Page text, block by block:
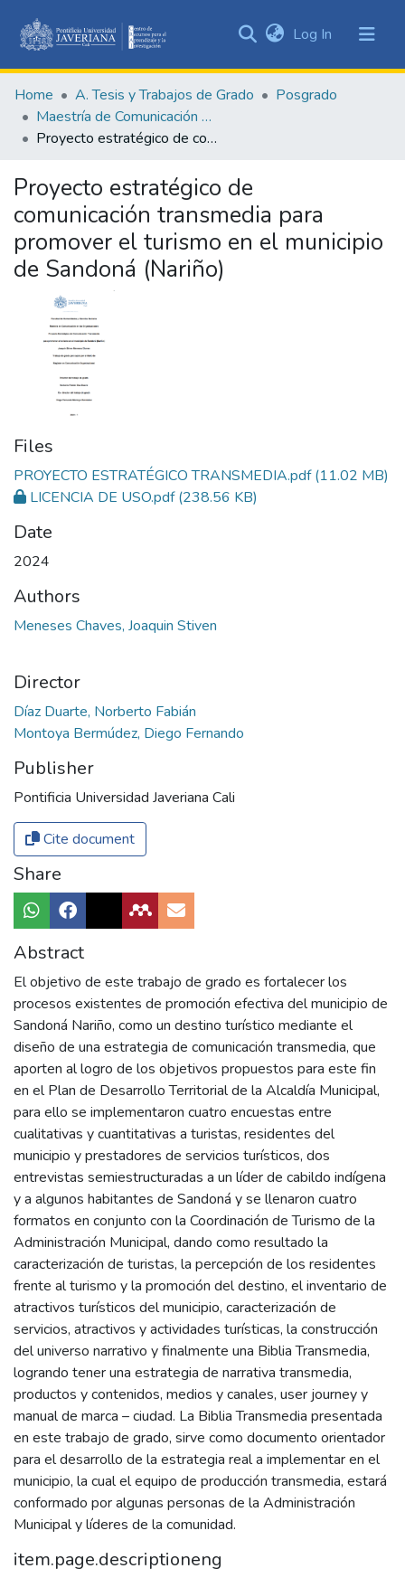
&
Collections
All of DSpace
Statistics
Log In (current)
Home A. Tesis y Trabajos de Grado
Posgrado
Maestría de Comunicación en las Organizaciones
Proyecto estratégico de comunicación transmedia para promover el turismo en el municipio de Sandoná (Nariño)
Proyecto estratégico de
comunicación transmedia para
promover el turismo en el municipio
de Sandoná (Nariño)
Files
PROYECTO ESTRATÉGICO TRANSMEDIA.pdf(11.02 MB)
LICENCIA DE USO.pdf(238.56 KB)
Date
2024
Authors
Meneses Chaves, Joaquin Stiven
Director
Díaz Duarte, Norberto Fabián
Montoya Bermúdez, Diego Fernando
Publisher
Pontificia Universidad Javeriana Cali
Cite document
Share
Abstract
El objetivo de este trabajo de grado es fortalecer los
procesos existentes de promoción efectiva del municipio de
Sandoná Nariño, como un destino turístico mediante el
diseño de una estrategia de comunicación transmedia, que
aporten al logro de los objetivos propuestos para este fin
en el Plan de Desarrollo Territorial de la Alcaldía Municipal,
para ello se implementaron cuatro encuestas entre
cualitativas y cuantitativas a turistas, residentes del
municipio y prestadores de servicios turísticos, dos
entrevistas semiestructuradas a un líder de cabildo indígena
y a algunos habitantes de Sandoná y se llenaron cuatro
formatos en conjunto con la Coordinación de Turismo de la
Administración Municipal, dando como resultado la
caracterización de turistas, la percepción de los residentes
frente al turismo y la promoción del destino, el inventario de
atractivos turísticos del municipio, caracterización de
servicios, atractivos y actividades turísticas, la construcción
del universo narrativo y finalmente una Biblia Transmedia,
logrando tener una estrategia de narrativa transmedia,
productos y contenidos, medios y canales, user journey y
manual de marca – ciudad. La Biblia Transmedia presentada
en este trabajo de grado, sirve como documento orientador
para el desarrollo de la estrategia real a implementar en el
municipio, la cual el equipo de producción transmedia, estará
conformado por algunas personas de la Administración
Municipal y líderes de la comunidad.
item.page.descriptioneng